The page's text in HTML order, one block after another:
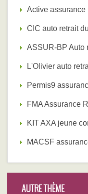
Active
CIC auto retrait
ASSUR-BP Auto
L'Olivier auto
Permis9
FMA Assurance
KIT AXA jeune
MACSF
AUTRE THÈME